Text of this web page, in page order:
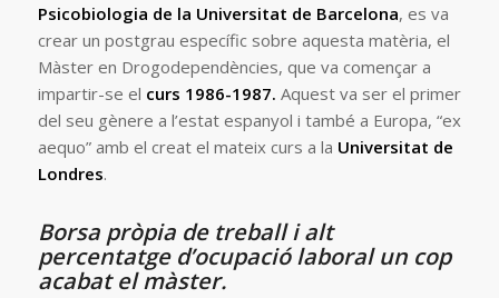
Psicobiologia de la Universitat de Barcelona, es va
crear un postgrau específic sobre aquesta matèria, el
Màster en Drogodependències, que va començar a
impartir-se el curs 1986-1987. Aquest va ser el primer
del seu gènere a l’estat espanyol i també a Europa, “ex
aequo” amb el creat el mateix curs a la Universitat de
Londres.
Borsa pròpia de treball i alt
percentatge d’ocupació laboral un cop
acabat el màster.